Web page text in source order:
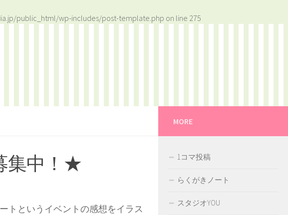
public_html/wp-includes/post-template.php on line 275
集中！★
トというイベントの感想をイラス
MORE
1コマ投稿
らくがきノート
スタジオYOU